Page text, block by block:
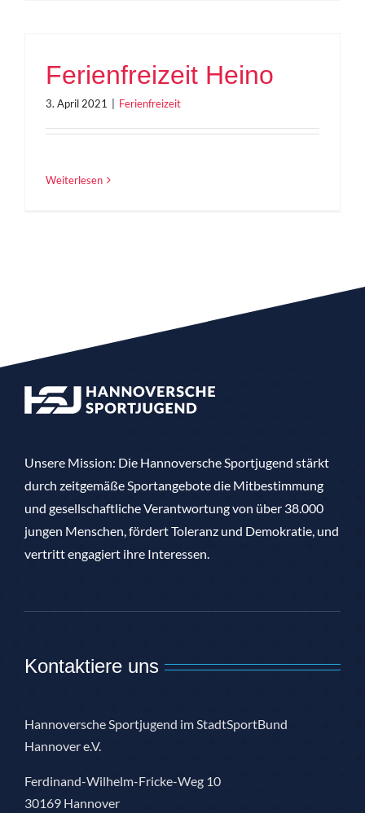
Ferienfreizeit Heino
3. April 2021 Ferienfreizeit
Weiterlesen
Unsere Mission: Die Hannoversche Sportjugend stärkt
durch zeitgemäße Sportangebote die Mitbestimmung
und gesellschaftliche Verantwortung von über 38.000
jungen Menschen, fördert Toleranz und Demokratie, und
vertritt engagiert ihre Interessen.
Kontaktiere uns
Hannoversche Sportjugend im StadtSportBund
Hannover e.V.
Ferdinand-Wilhelm-Fricke-Weg 10
30169 Hannover